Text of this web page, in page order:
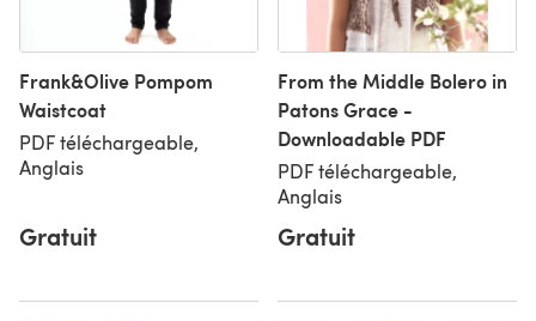
Frank&Olive Pompom
Waistcoat
PDF téléchargeable,
Anglais
Gratuit
From the Middle Bolero in
Patons Grace -
Downloadable PDF
PDF téléchargeable,
Anglais
Gratuit